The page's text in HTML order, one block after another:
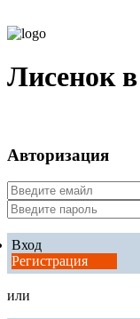
Лисенок
Авторизация
Вход
Регистрация
или